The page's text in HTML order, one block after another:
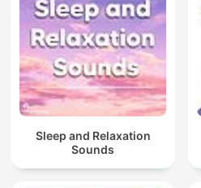
Sleep and Relaxation
Sounds